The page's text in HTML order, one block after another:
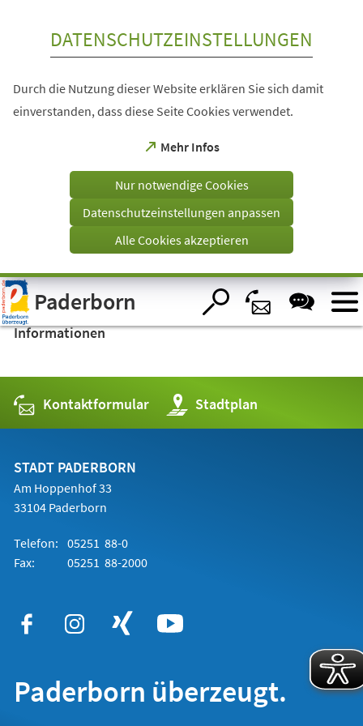
Visuelle
Assistenzsoftware
öffnen.
DATENSCHUTZEINSTELLUNGEN
Durch die Nutzung dieser Website erklären Sie sich damit
einverstanden, dass diese Seite Cookies verwendet.
Mehr Infos
(Öffnet
einem
Tab)
Nur notwendige Cookies
Datenschutzeinstellungen anpassen
Alle Cookies akzeptieren
Paderborn
Informationen
Kontaktformular Stadtplan
(Öffnet
in
einem
STADT PADERBORN
Am Hoppenhof 33
33104 Paderborn
Telefon: 05251 88-0
Fax:
05251 88-2000
Paderborn überzeugt.